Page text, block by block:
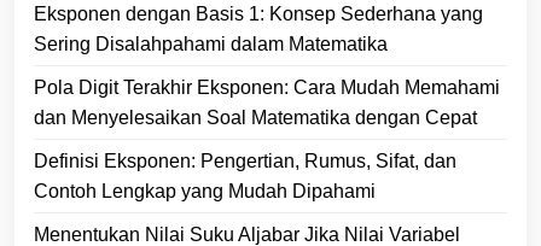
Eksponen dengan Basis 1: Konsep Sederhana yang
Sering Disalahpahami dalam Matematika
Pola Digit Terakhir Eksponen: Cara Mudah Memahami
dan Menyelesaikan Soal Matematika dengan Cepat
Definisi Eksponen: Pengertian, Rumus, Sifat, dan
Contoh Lengkap yang Mudah Dipahami
Menentukan Nilai Suku Aljabar Jika Nilai Variabel